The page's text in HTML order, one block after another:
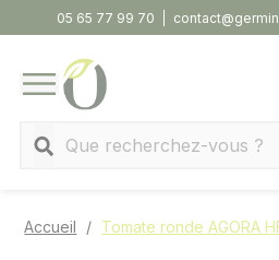
05 65 77 99 70
MENU
Accueil Tomate ronde AGORA
Panneau de gestion des cookies